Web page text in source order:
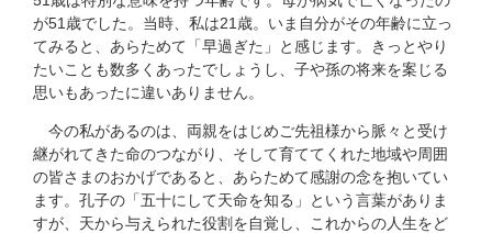
が51歳でした。当時、私は21歳。いま自分がその年齢に立っ
てみると、あらためて「早過ぎた」と感じます。きっとやり
たいことも数多くあったでしょうし、子や孫の将来を案じる
思いもあったに違いありません。
今の私があるのは、両親をはじめご先祖様から脈々と受け
継がれてきた命のつながり、そして育ててくれた地域や周囲
の皆さまのおかげであると、あらためて感謝の念を抱いてい
ます。孔子の「五十にして天命を知る」という言葉がありま
すが、天から与えられた役割を自覚し、これからの人生をど